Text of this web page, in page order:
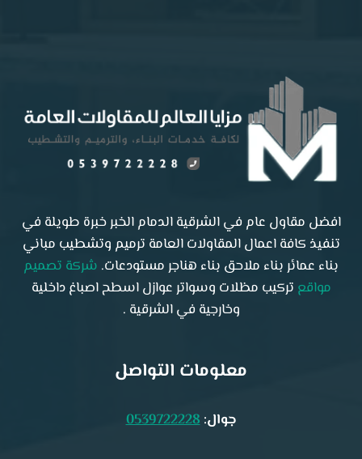
افضل مقاول عام في الشرقية الدمام الخبر خبرة طويلة في
تنفيذ كافة اعمال المقاولات العامة ترميم وتشطيب مباني
بناء عمائر بناء ملاحق بناء هناجر مستودعات. شركة تصميم
مواقع تركيب مظلات وسواتر عوازل اسطح اصباغ داخلية
وخارجية في الشرقية .
معلومات التواصل
جوال:0539722228